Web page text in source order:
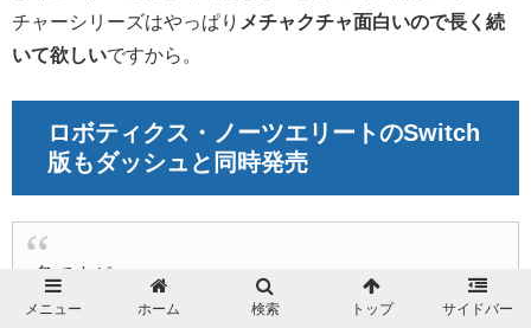
チャーシリーズはやっぱり メチャクチャ面白いので長く続
いて欲しいですから。
ロボティクス・ノーツエリートのSwitch
版もダッシュと同時発売
急ですが…
せっかくSwitch版で最新作『ロボティクス・ノーツ
メニュー ホーム 検索 トップ サイドバー